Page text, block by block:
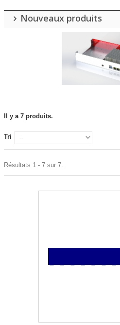
Nouveaux produits
Il y a 7 produits.
Tri
Résultats 1 - 7 sur 7.